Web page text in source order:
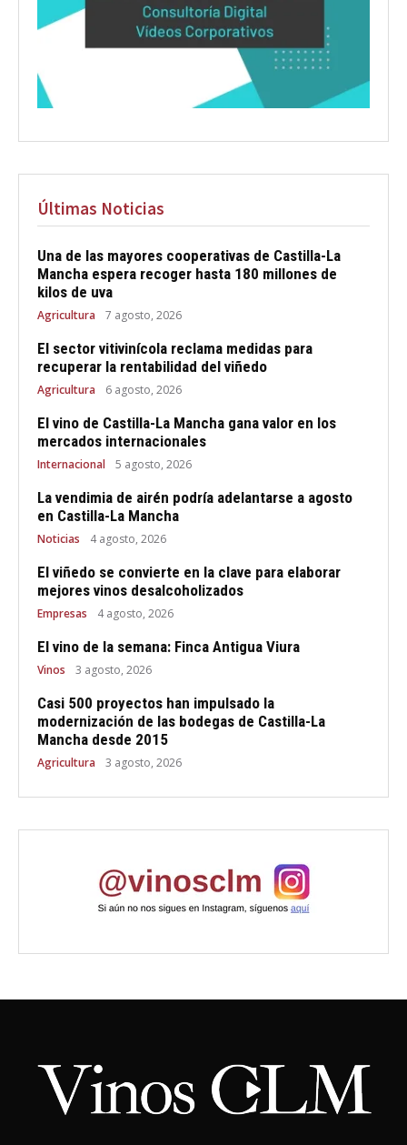
Últimas Noticias
Una de las mayores cooperativas de Castilla-La
Mancha espera recoger hasta 180 millones de
kilos de uva
Agricultura 7 agosto, 2026
El sector vitivinícola reclama medidas para
recuperar la rentabilidad del viñedo
Agricultura 6 agosto, 2026
El vino de Castilla-La Mancha gana valor en los
mercados internacionales
Internacional 5 agosto, 2026
La vendimia de airén podría adelantarse a agosto
en Castilla-La Mancha
Noticias 4 agosto, 2026
El viñedo se convierte en la clave para elaborar
mejores vinos desalcoholizados
Empresas 4 agosto, 2026
El vino de la semana: Finca Antigua Viura
Vinos 3 agosto, 2026
Casi 500 proyectos han impulsado la
modernización de las bodegas de Castilla-La
Mancha desde 2015
Agricultura 3 agosto, 2026